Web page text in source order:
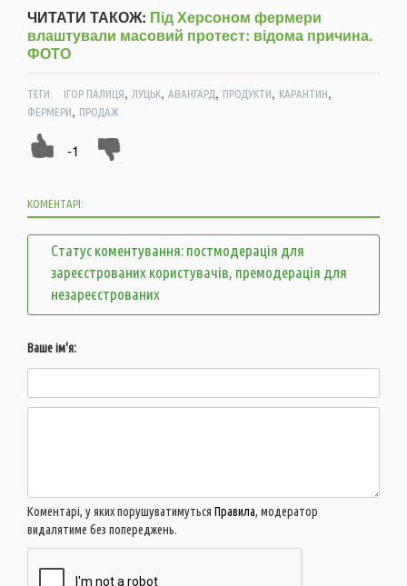
ЧИТАТИ ТАКОЖ: Під Херсоном фермери
влаштували масовий протест: відома причина.
ФОТО
ТЕГИ: ІГОР ПАЛИЦЯ, ЛУЦЬК, АВАНГАРД, ПРОДУКТИ, КАРАНТИН,
ФЕРМЕРИ, ПРОДАЖ
-1
КОМЕНТАРІ:
Статус коментування: постмодерація для
зареєстрованих користувачів, премодерація для
незареєстрованих
Ваше ім'я:
Коментарі, у яких порушуватимуться Правила, модератор
видалятиме без попереджень.